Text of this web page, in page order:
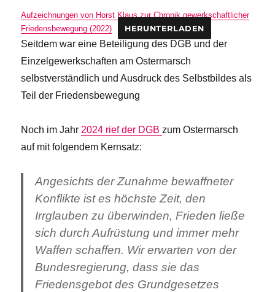
Aufzeichnungen von Horst Klaus zur Chronik gewerkschaftlicher
Friedensbewegung (2022)
HERUNTERLADEN
Seitdem war eine Beteiligung des DGB und der
Einzelgewerkschaften am Ostermarsch
selbstverständlich und Ausdruck des Selbstbildes als
Teil der Friedensbewegung
Noch im Jahr 2024 rief der DGBzum Ostermarsch
auf mit folgendem Kernsatz:
Angesichts der Zunahme bewaffneter
Konflikte ist es höchste Zeit, den
Irrglauben zu überwinden, Frieden ließe
sich durch Aufrüstung und immer mehr
Waffen schaffen. Wir erwarten von der
Bundesregierung, dass sie das
Friedensgebot des Grundgesetzes